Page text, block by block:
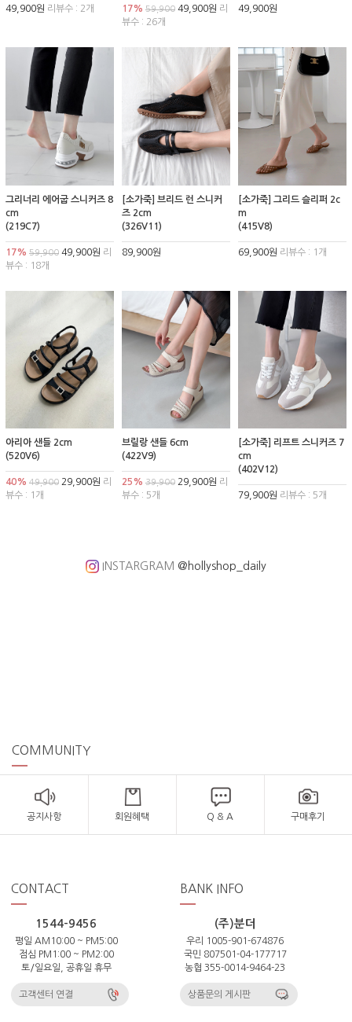
49,900원 리뷰수 : 2개 17% 59,90049,900원 리
뷰수 : 26개
49,900원
그리너리 에어굽 스니커즈 8
cm
(219C7)
17% 59,900 49,900원 리
뷰수 : 18개
[소가죽] 브리드 런 스니커
즈 2cm
(326V11)
89,900원
[소가죽] 그리드 슬리퍼 2c
m
(415V8)
69,900원 리뷰수 : 1개
아리아 샌들 2cm
(520V6)
40% 49,900 29,900원 리
뷰수 : 1개
브릴랑 샌들 6cm
(422V9)
25% 39,90029,900원 리
뷰수 : 5개
[소가죽] 리프트 스니커즈 7
cm
(402V12)
79,900원 리뷰수 : 5개
INSTARGRAM @hollyshop_daily
COMMUNITY
공지사항 회원혜택 Q & A 구매후기
CONTACT
1544-9456
평일 AM10:00 ~ PM5:00
점심 PM1:00 ~ PM2:00
토/일요일, 공휴일 휴무
고객센터 연결
BANK INFO
(주)분더
우리 1005-901-674876
국민 807501-04-177717
농협 355-0014-9464-23
상품문의 게시판